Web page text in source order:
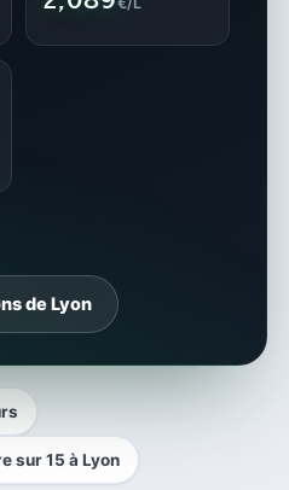
de Lyon
sur 15 à Lyon